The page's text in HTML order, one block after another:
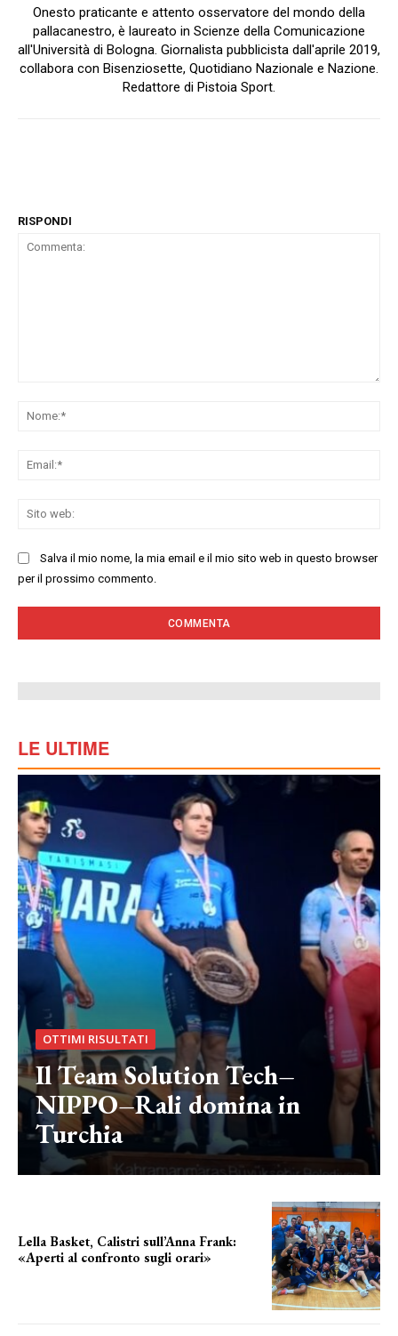
Onesto praticante e attento osservatore del mondo della
pallacanestro, è laureato in Scienze della Comunicazione
all'Università di Bologna. Giornalista pubblicista dall'aprile 2019,
collabora con Bisenziosette, Quotidiano Nazionale e Nazione.
Redattore di Pistoia Sport.
RISPONDI
Salva il mio nome, la mia email e il mio sito web in questo browser
per il prossimo commento.
LE ULTIME
OTTIMI RISULTATI
Il Team Solution Tech–
NIPPO–Rali domina in
Turchia
Lella Basket, Calistri sull’Anna Frank:
«Aperti al confronto sugli orari»